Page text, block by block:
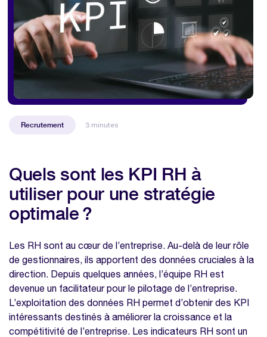
Recrutement 3 minutes
Quels sont les KPI RH à
utiliser pour une stratégie
optimale ?
Les RH sont au cœur de l’entreprise. Au-delà de leur rôle
de gestionnaires, ils apportent des données cruciales à la
direction. Depuis quelques années, l’équipe RH est
devenue un facilitateur pour le pilotage de l’entreprise.
L’exploitation des données RH permet d’obtenir des KPI
intéressants destinés à améliorer la croissance et la
compétitivité de l’entreprise. Les indicateurs RH sont un